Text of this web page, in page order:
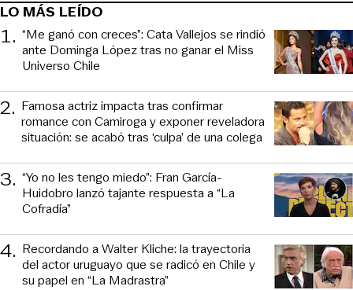
LO MÁS LEÍDO
1. “Me ganó con creces”: Cata Vallejos se rindió
ante Dominga López tras no ganar el Miss
Universo Chile
2. Famosa actriz impacta tras confirmar
romance con Camiroga y exponer reveladora
situación: se acabó tras ‘culpa’ de una colega
3. “Yo no les tengo miedo”: Fran García-
Huidobro lanzó tajante respuesta a “La
Cofradía”
4. Recordando a Walter Kliche: la trayectoria
del actor uruguayo que se radicó en Chile y
su papel en “La Madrastra”